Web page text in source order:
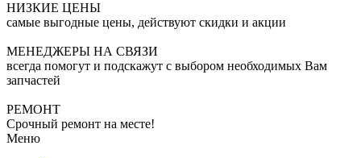
НИЗКИЕ ЦЕНЫ
самые выгодные цены, действуют скидки и акции
МЕНЕДЖЕРЫ НА СВЯЗИ
всегда помогут и подскажут с выбором необходимых Вам
запчастей
РЕМОНТ
Срочный ремонт на месте!
Меню